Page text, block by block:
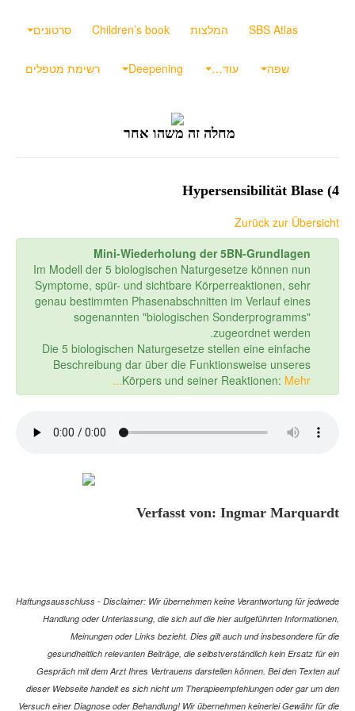
סרטונים Children’s book המלצות SBS Atlas
רשימת מטפלים Deepening עוד… שפה
מחלה זה משהו אחר
4) Hypersensibilität Blase
Zurück zur Übersicht
Mini-Wiederholung der 5BN-Grundlagen
Im Modell der 5 biologischen Naturgesetze können nun
Symptome, spür- und sichtbare Körperreaktionen, sehr
genau bestimmten Phasenabschnitten im Verlauf eines
sogenannten "biologischen Sonderprogramms"
zugeordnet werden.
Die 5 biologischen Naturgesetze stellen eine einfache
Beschreibung dar über die Funktionsweise unseres
Körpers und seiner Reaktionen: Mehr...
Verfasst von: Ingmar Marquardt
Haftungsausschluss - Disclaimer: Wir übernehmen keine Verantwortung für jedwede
Handlung oder Unterlassung, die sich auf die hier aufgeführten Informationen,
Meinungen oder Links bezieht. Dies gilt auch und insbesondere für die
gesundheitlich relevanten Beiträge, die selbstverständlich kein Ersatz für ein
Gespräch mit dem Arzt Ihres Vertrauens darstellen können. Bei den Texten auf
dieser Webseite handelt es sich nicht um Therapieempfehlungen oder gar um den
Versuch einer Diagnose oder Behandlung! Wir übernehmen keinerlei Gewähr für die